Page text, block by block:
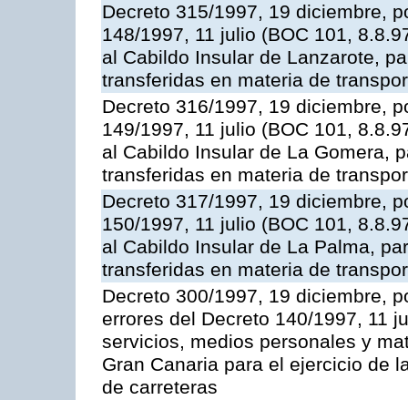
Decreto 315/1997, 19 diciembre,
148/1997, 11 julio (BOC 101,
al Cabildo Insular de Lanzarote,
transferidas en materia de
Decreto 316/1997, 19 diciembre,
149/1997, 11 julio (BOC 101,
al Cabildo Insular de La Gomera,
transferidas en materia de
Decreto 317/1997, 19 diciembre,
150/1997, 11 julio (BOC 101,
al Cabildo Insular de La Palma,
transferidas en materia de
Decreto 300/1997, 19 diciembre,
errores del Decreto 140/1997, 11
servicios, medios personales y
Gran Canaria para el ejercicio de
de carreteras